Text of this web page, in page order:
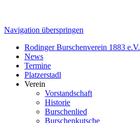
Navigation überspringen
Rodinger Burschenverein 1883 e.V.
News
Termine
Platzerstadl
Verein
Vorstandschaft
Historie
Burschenlied
Burschenkutsche